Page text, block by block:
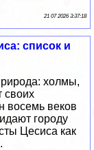
21 07 2026 3:37:18
список и
холмы,
своих
восемь веков
городу
Цесиса как